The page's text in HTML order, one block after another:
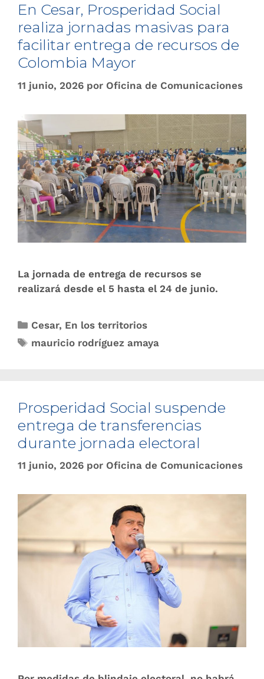
En Cesar, Prosperidad Social
realiza jornadas masivas para
facilitar entrega de recursos de
Colombia Mayor
11 junio, 2026 por Oficina de Comunicaciones
La jornada de entrega de recursos se
realizará desde el 5 hasta el 24 de junio.
Cesar, En los territorios
mauricio rodríguez amaya
Prosperidad Social suspende
entrega de transferencias
durante jornada electoral
11 junio, 2026 por Oficina de Comunicaciones